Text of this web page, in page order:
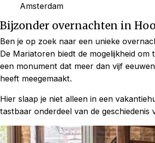
Amsterdam
Bijzonder overnachten in
Ben je op zoek naar een unieke
De Mariatoren biedt de mogelijkheid om
een monument dat meer dan vijf
heeft meegemaakt.
Hier slaap je niet alleen in een
tastbaar onderdeel van de geschiedenis